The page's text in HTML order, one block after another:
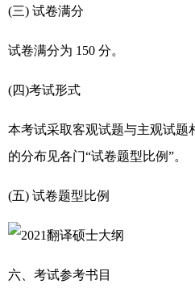
(三) 试卷满分
试卷满分为 150 分。
(四)考试形式
本考试采取客观试题与主观试题
的分布见各门“试卷题型比例”。
(五) 试卷题型比例
六、考试参考书目